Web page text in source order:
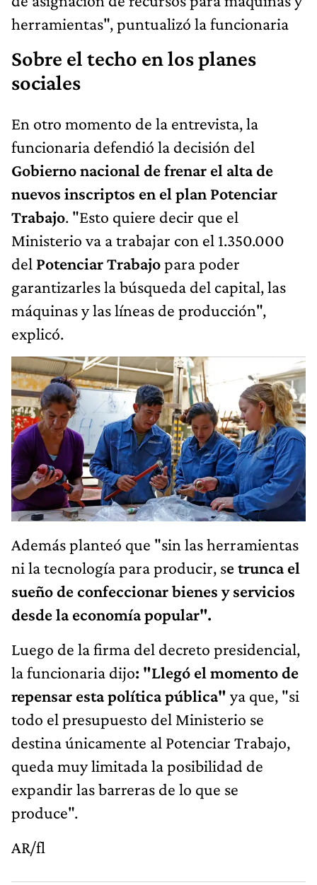
herramientas", puntualizó la funcionaria
Sobre el techo en los planes
sociales
En otro momento de la entrevista, la
funcionaria defendió la decisión del
Gobierno nacional de frenar el alta de
nuevos inscriptos en el plan Potenciar
Trabajo. "Esto quiere decir que el
Ministerio va a trabajar con el 1.350.000
del Potenciar Trabajopara poder
garantizarles la búsqueda del capital, las
máquinas y las líneas de producción",
explicó.
Además planteó que "sin las herramientas
ni la tecnología para producir, se trunca el
sueño de confeccionar bienes y servicios
desde la economía popular".
Luego de la firma del decreto presidencial,
la funcionaria dijo: "Llegó el momento de
repensar esta política pública" ya que, "si
todo el presupuesto del Ministerio se
destina únicamente al Potenciar Trabajo,
queda muy limitada la posibilidad de
expandir las barreras de lo que se
produce".
AR/fl